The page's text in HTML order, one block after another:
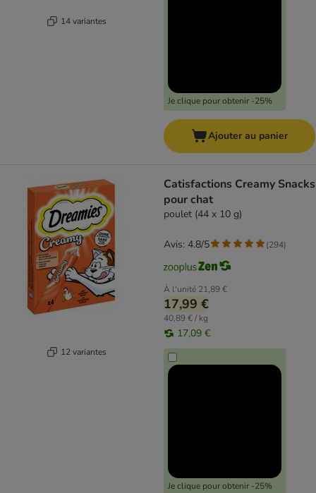
14 variantes
Je clique pour obtenir -25%
Ajouter au panier
12 variantes
Catisfactions Creamy Snacks
pour chat
poulet (44 x 10 g)
À l'unité 21,89 €
17,99 €
40,89 € / kg
17,09 €
Je clique pour obtenir -25%
Avis: 4.8/5 (294)